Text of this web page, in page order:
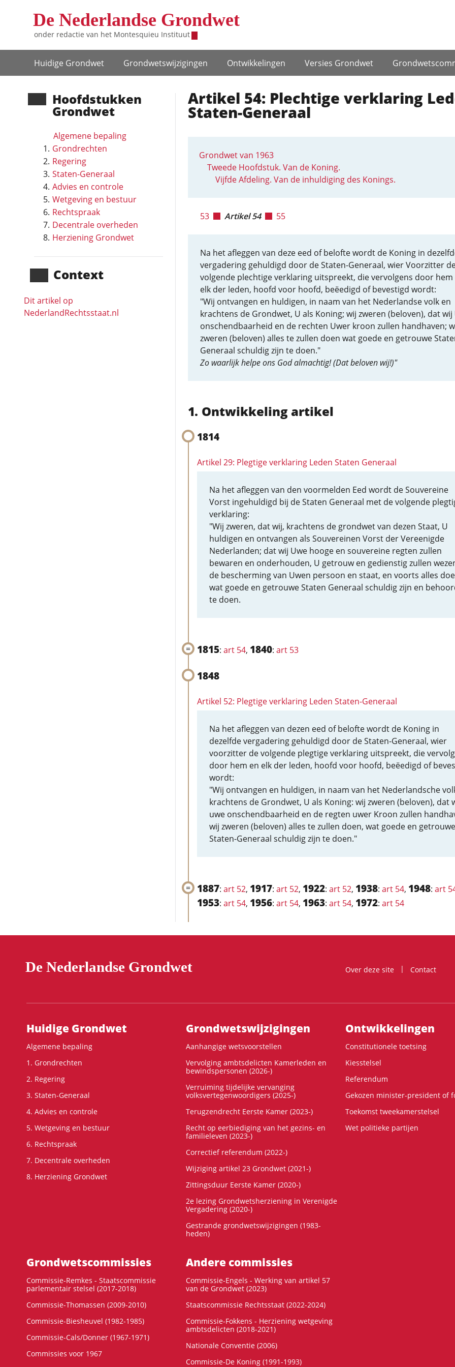
De Nederlandse Grondwet
onder redactie van het Montesquieu Instituut
Hoofdnavigatie
Huidige Grondwet Grondwets­wijzigingen Ontwikke­lingen Versies Grondwet
Hoofd­stukken
Grondwet
Algemene bepaling
Grondrechten
Regering
Staten-Generaal
Advies en controle
Wetgeving en bestuur
Rechtspraak
Decentrale overheden
Herziening Grondwet
Context
Dit artikel op
NederlandRechts­staat.nl
Artikel 54: Plechtige verklaring
Staten-Generaal
Grondwet van 1963
Tweede Hoofdstuk. Van de Koning.
Vijfde Afdeling. Van de inhuldiging des Konings.
53 Artikel 54 55
Na het afleggen van deze eed of belofte wordt de Koning in
vergadering gehuldigd door de Staten-Generaal, wier Voorzitter
volgende plechtige verklaring uitspreekt, die vervolgens door hem
elk der leden, hoofd voor hoofd, beëedigd of bevestigd wordt:
"Wij ontvangen en huldigen, in naam van het Nederlandse volk en
krachtens de Grondwet, U als Koning; wij zweren (beloven), dat wij
onschendbaarheid en de rechten Uwer kroon zullen handhaven;
zweren (beloven) alles te zullen doen wat goede en getrouwe
Generaal schuldig zijn te doen."
Zo waarlijk helpe ons God almachtig! (Dat beloven wij!)"
Ontwikkeling artikel
1814
Artikel 29: Plegtige verklaring Leden Staten Generaal
Na het afleggen van den voormelden Eed wordt de Souvereine
Vorst ingehuldigd bij de Staten Generaal met de volgende
verklaring:
"Wij zweren, dat wij, krachtens de grondwet van dezen Staat, U
huldigen en ontvangen als Souvereinen Vorst der Vereenigde
Nederlanden; dat wij Uwe hooge en souvereine regten zullen
bewaren en onderhouden, U getrouw en gedienstig zullen
de bescherming van Uwen persoon en staat, en voorts alles
wat goede en getrouwe Staten Generaal schuldig zijn en
te doen.
1815: art 54, 1840: art 53
1848
Artikel 52: Plegtige verklaring Leden Staten-Generaal
Na het afleggen van dezen eed of belofte wordt de Koning in
dezelfde vergadering gehuldigd door de Staten-Generaal, wier
voorzitter de volgende plegtige verklaring uitspreekt, die
door hem en elk der leden, hoofd voor hoofd, beëedigd of
wordt:
"Wij ontvangen en huldigen, in naam van het Nederlandsche
krachtens de Grondwet, U als Koning: wij zweren (beloven), dat
uwe onschendbaarheid en de regten uwer Kroon zullen
wij zweren (beloven) alles te zullen doen, wat goede en getrouwe
Staten-Generaal schuldig zijn te doen."
1887: art 52, 1917: art 52, 1922: art 52, 1938: art 54, 1948: art
1953: art 54, 1956: art 54, 1963: art 54, 1972: art 54
De Nederlandse Grondwet Over deze site
Contact
Hoofdnavigatie
Huidige Grondwet
Algemene bepaling
1. Grondrechten
2. Regering
3. Staten-Generaal
4. Advies en controle
5. Wetgeving en bestuur
6. Rechtspraak
7. Decentrale overheden
8. Herziening Grondwet
Grondwets­wijzigingen
Aanhangige wetsvoorstellen
Vervolging ambtsdelicten Kamerleden en
bewindspersonen (2026-)
Verruiming tijdelijke vervanging
volksvertegenwoordigers (2025-)
Terugzendrecht Eerste Kamer (2023-)
Recht op eerbiediging van het gezins- en
familieleven (2023-)
Correctief referendum (2022-)
Wijziging artikel 23 Grondwet (2021-)
Zittingsduur Eerste Kamer (2020-)
2e lezing Grondwetsherziening in Verenigde
Vergadering (2020-)
Gestrande grondwetswijzigingen (1983-
heden)
Ontwikke­lingen
Constitutionele toetsing
Kiesstelsel
Referendum
Gekozen minister-president of
Toekomst tweekamerstelsel
Wet politieke partijen
Grondwets­commissies
Commissie-Remkes - Staatscommissie
parlementair stelsel (2017-2018)
Commissie-Thomassen (2009-2010)
Commissie-Biesheuvel (1982-1985)
Commissie-Cals/Donner (1967-1971)
Commissies voor 1967
Andere commissies
Commissie-Engels - Werking van artikel 57
van de Grondwet (2023)
Staatscommissie Rechtsstaat (2022-2024)
Commissie-Fokkens - Herziening wetgeving
ambtsdelicten (2018-2021)
Nationale Conventie (2006)
Commissie-De Koning (1991-1993)